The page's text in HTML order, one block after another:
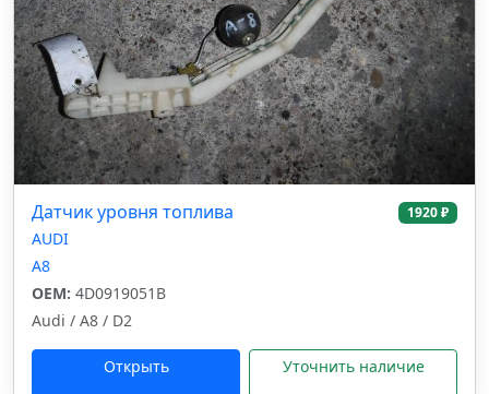
Датчик уровня топлива 1920 ₽
AUDI
A8
OEM: 4D0919051B
Audi / A8 / D2
Открыть Уточнить наличие